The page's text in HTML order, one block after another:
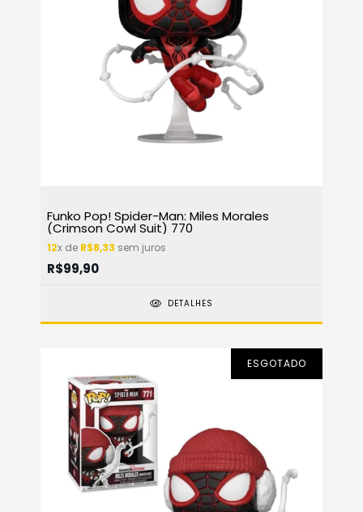
Funko Pop! Spider-Man: Miles Morales
(Crimson Cowl Suit) 770
12x de R$8,33 sem juros
R$99,90
DETALHES
ESGOTADO